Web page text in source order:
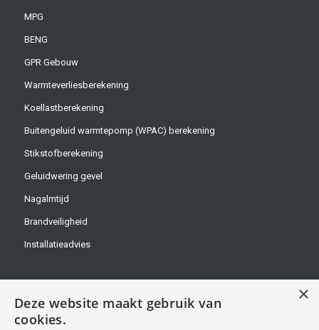
MPG
BENG
GPR Gebouw
Warmteverliesberekening
Koellastberekening
Buitengeluid warmtepomp (WPAC) berekening
Stikstofberekening
Geluidwering gevel
Nagalmtijd
Brandveiligheid
Installatieadvies
×
Deze website maakt gebruik van
cookies.